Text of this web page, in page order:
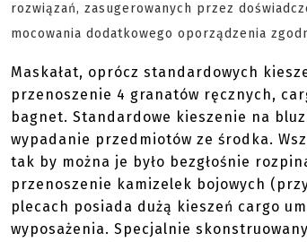
rozwiązań, zasugerowanych przez
mocowania dodatkowego oporządzenia
Maskałat, oprócz standardowych
przenoszenie 4 granatów ręcznych,
bagnet. Standardowe kieszenie na
wypadanie przedmiotów ze środka.
tak by można je było bezgłośnie
przenoszenie kamizelek bojowych
plecach posiada dużą kieszeń cargo
wyposażenia. Specjalnie